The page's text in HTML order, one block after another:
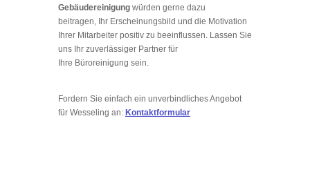
Gebäudereinigung würden gerne dazu
beitragen, Ihr Erscheinungsbild und die Motivation
Ihrer Mitarbeiter positiv zu beeinflussen. Lassen Sie
uns Ihr zuverlässiger Partner für
Ihre Büroreinigung sein.
Fordern Sie einfach ein unverbindliches Angebot
für Wesseling an: Kontaktformular